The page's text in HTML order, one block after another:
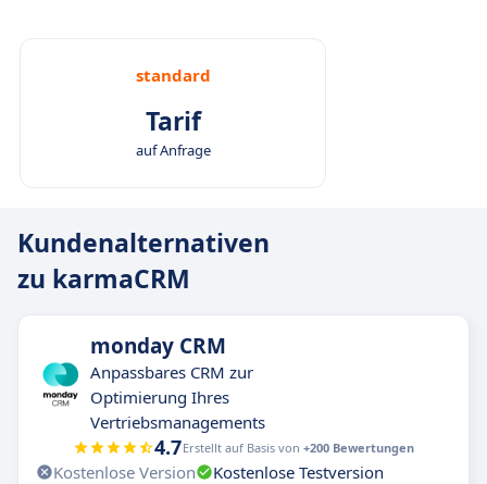
standard
Tarif
auf Anfrage
Kundenalternativen
zu karmaCRM
monday CRM
Anpassbares CRM zur
Optimierung Ihres
Vertriebsmanagements
4.7Erstellt auf Basis von +200 Bewertungen
Kostenlose Version
Kostenlose Testversion